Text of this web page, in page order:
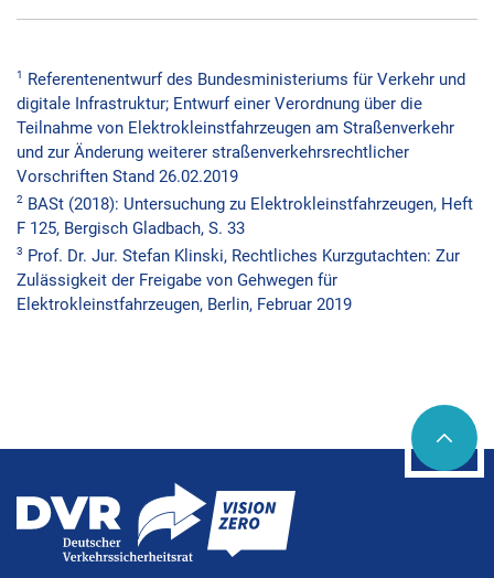
1 Referentenentwurf des Bundesministeriums für Verkehr und
digitale Infrastruktur; Entwurf einer Verordnung über die
Teilnahme von Elektrokleinstfahrzeugen am Straßenverkehr
und zur Änderung weiterer straßenverkehrsrechtlicher
Vorschriften Stand 26.02.2019
2 BASt (2018): Untersuchung zu Elektrokleinstfahrzeugen, Heft
F 125, Bergisch Gladbach, S. 33
3 Prof. Dr. Jur. Stefan Klinski, Rechtliches Kurzgutachten: Zur
Zulässigkeit der Freigabe von Gehwegen für
Elektrokleinstfahrzeugen, Berlin, Februar 2019